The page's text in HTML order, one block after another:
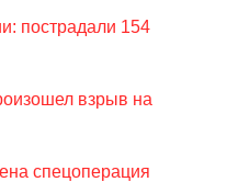
пострадали 154
взрыв на
спецоперация